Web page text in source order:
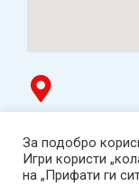
ТЦ Буњаковец - 1. кат,
Tел: 078 669 482
Работно време: пон-
За подобро
Игри користи
на „Прифати ги